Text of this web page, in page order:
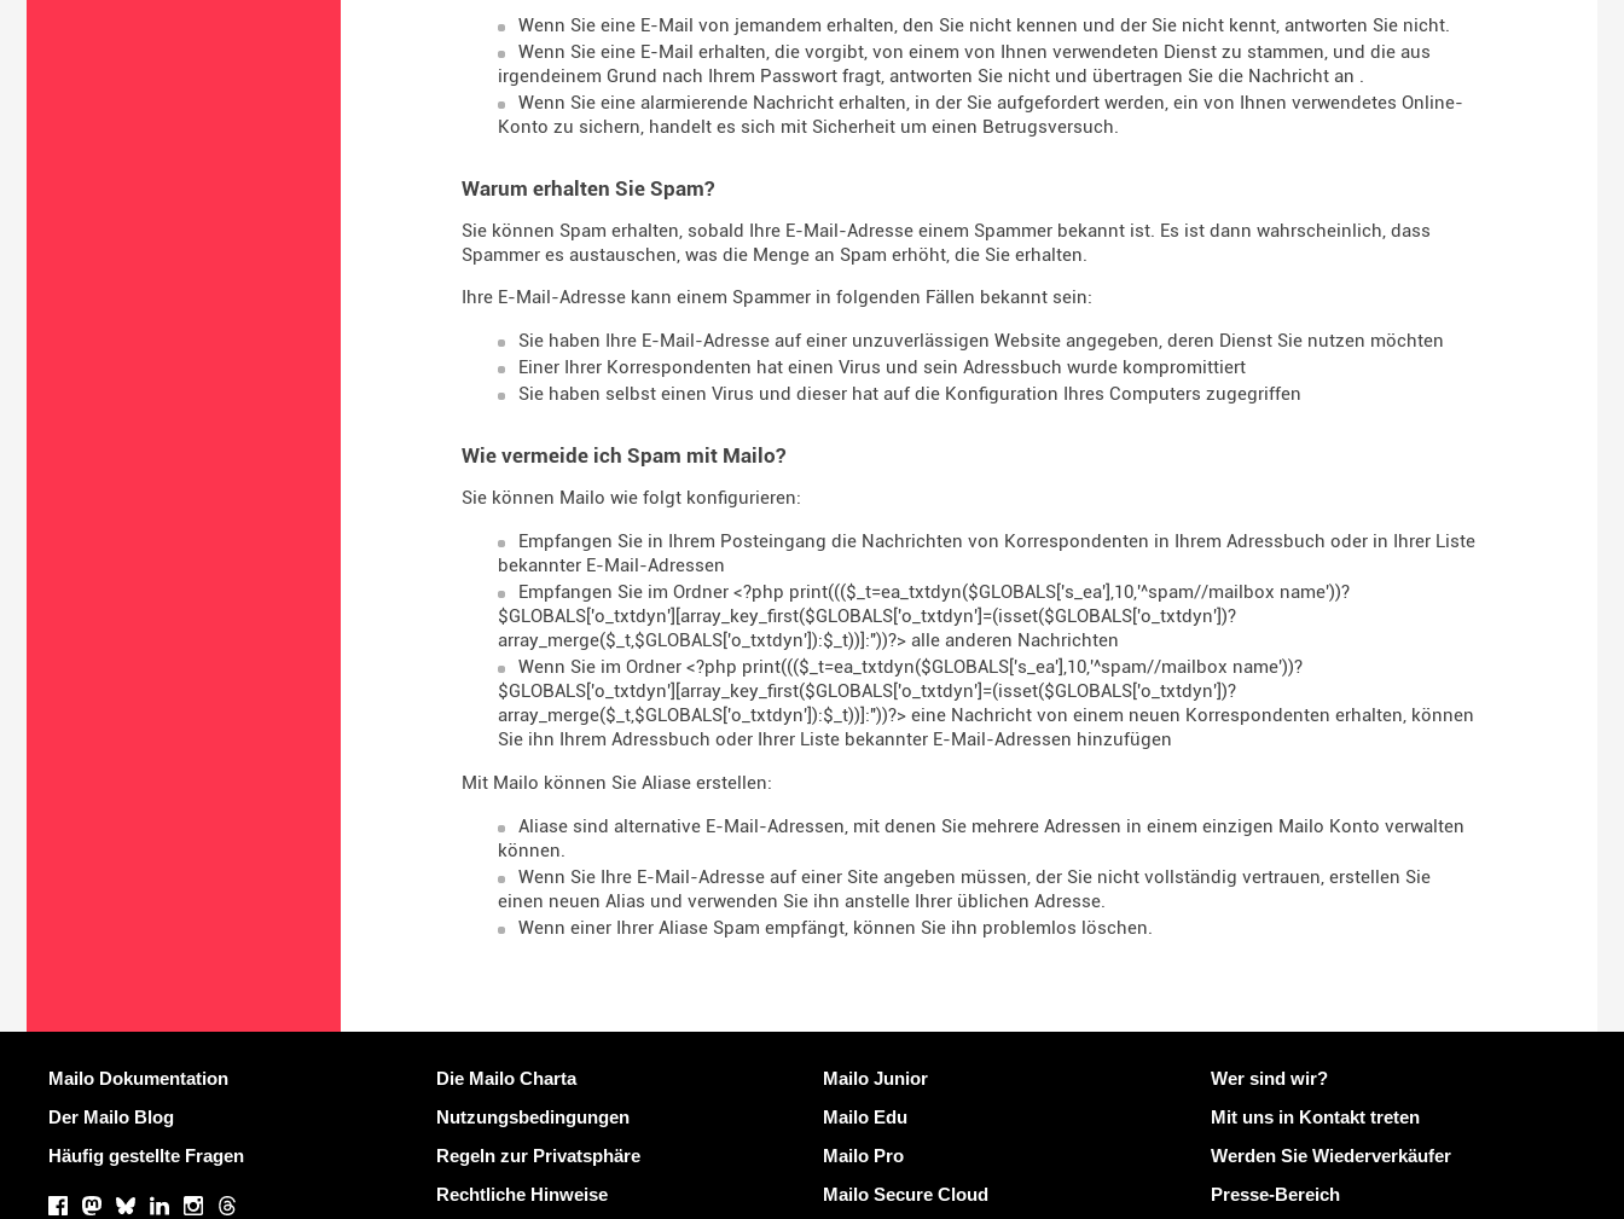
Wenn Sie eine E-Mail von jemandem erhalten, den Sie nicht kennen und der Sie nicht kennt, antworten Sie nicht.
Wenn Sie eine E-Mail erhalten, die vorgibt, von einem von Ihnen verwendeten Dienst zu stammen, und die aus
irgendeinem Grund nach Ihrem Passwort fragt, antworten Sie nicht und übertragen Sie die Nachricht an .
Wenn Sie eine alarmierende Nachricht erhalten, in der Sie aufgefordert werden, ein von Ihnen verwendetes Online-
Konto zu sichern, handelt es sich mit Sicherheit um einen Betrugsversuch.
Warum erhalten Sie Spam?
Sie können Spam erhalten, sobald Ihre E-Mail-Adresse einem Spammer bekannt ist. Es ist dann wahrscheinlich, dass
Spammer es austauschen, was die Menge an Spam erhöht, die Sie erhalten.
Ihre E-Mail-Adresse kann einem Spammer in folgenden Fällen bekannt sein:
Sie haben Ihre E-Mail-Adresse auf einer unzuverlässigen Website angegeben, deren Dienst Sie nutzen möchten
Einer Ihrer Korrespondenten hat einen Virus und sein Adressbuch wurde kompromittiert
Sie haben selbst einen Virus und dieser hat auf die Konfiguration Ihres Computers zugegriffen
Wie vermeide ich Spam mit Mailo?
Sie können Mailo wie folgt konfigurieren:
Empfangen Sie in Ihrem Posteingang die Nachrichten von Korrespondenten in Ihrem Adressbuch oder in Ihrer Liste
bekannter E-Mail-Adressen
Empfangen Sie im Ordner <?php print((($_t=ea_txtdyn($GLOBALS['s_ea'],10,'^spam//mailbox name'))?
$GLOBALS['o_txtdyn'][array_key_first($GLOBALS['o_txtdyn']=(isset($GLOBALS['o_txtdyn'])?
array_merge($_t,$GLOBALS['o_txtdyn']):$_t))]:''))?> alle anderen Nachrichten
Wenn Sie im Ordner <?php print((($_t=ea_txtdyn($GLOBALS['s_ea'],10,'^spam//mailbox name'))?
$GLOBALS['o_txtdyn'][array_key_first($GLOBALS['o_txtdyn']=(isset($GLOBALS['o_txtdyn'])?
array_merge($_t,$GLOBALS['o_txtdyn']):$_t))]:''))?> eine Nachricht von einem neuen Korrespondenten erhalten, können
Sie ihn Ihrem Adressbuch oder Ihrer Liste bekannter E-Mail-Adressen hinzufügen
Mit Mailo können Sie Aliase erstellen:
Aliase sind alternative E-Mail-Adressen, mit denen Sie mehrere Adressen in einem einzigen Mailo Konto verwalten
können.
Wenn Sie Ihre E-Mail-Adresse auf einer Site angeben müssen, der Sie nicht vollständig vertrauen, erstellen Sie
einen neuen Alias ​​und verwenden Sie ihn anstelle Ihrer üblichen Adresse.
Wenn einer Ihrer Aliase Spam empfängt, können Sie ihn problemlos löschen.
Weitere Information
Mailo Dokumentation
Der Mailo Blog
Häufig gestellte Fragen
Facebook
Mastodon
BlueskyLinkedInInstagram
Threads
Nützliche Links
Die Mailo Charta
Nutzungsbedingungen
Regeln zur Privatsphäre
Rechtliche Hinweise
Mailo entdecken
Mailo Junior
Mailo Edu
Mailo Pro
Mailo Secure Cloud
Weitere Informationen zu Mailo
Wer sind wir?
Mit uns in Kontakt treten
Werden Sie Wiederverkäufer
Presse-Bereich